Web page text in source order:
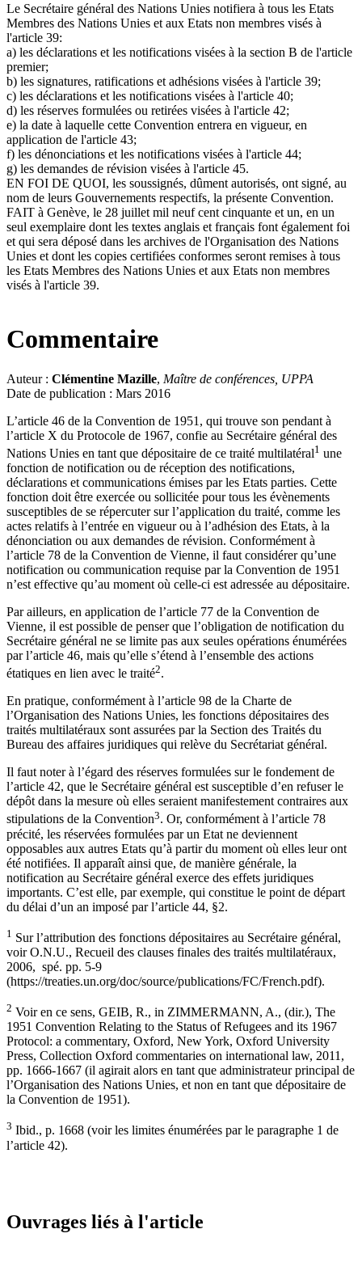
Le Secrétaire général des Nations Unies notifiera à tous les Etats
Membres des Nations Unies et aux Etats non membres visés à
l'article 39:
a) les déclarations et les notifications visées à la section B de l'article
premier;
b) les signatures, ratifications et adhésions visées à l'article 39;
c) les déclarations et les notifications visées à l'article 40;
d) les réserves formulées ou retirées visées à l'article 42;
e) la date à laquelle cette Convention entrera en vigueur, en
application de l'article 43;
f) les dénonciations et les notifications visées à l'article 44;
g) les demandes de révision visées à l'article 45.
EN FOI DE QUOI, les soussignés, dûment autorisés, ont signé, au
nom de leurs Gouvernements respectifs, la présente Convention.
FAIT à Genève, le 28 juillet mil neuf cent cinquante et un, en un
seul exemplaire dont les textes anglais et français font également foi
et qui sera déposé dans les archives de l'Organisation des Nations
Unies et dont les copies certifiées conformes seront remises à tous
les Etats Membres des Nations Unies et aux Etats non membres
visés à l'article 39.
Commentaire
Auteur : Clémentine Mazille, Maître de conférences, UPPA
Date de publication : Mars 2016
L’article 46 de la Convention de 1951, qui trouve son pendant à
l’article X du Protocole de 1967, confie au Secrétaire général des
Nations Unies en tant que dépositaire de ce traité multilatéral1 une
fonction de notification ou de réception des notifications,
déclarations et communications émises par les Etats parties. Cette
fonction doit être exercée ou sollicitée pour tous les évènements
susceptibles de se répercuter sur l’application du traité, comme les
actes relatifs à l’entrée en vigueur ou à l’adhésion des Etats, à la
dénonciation ou aux demandes de révision. Conformément à
l’article 78 de la Convention de Vienne, il faut considérer qu’une
notification ou communication requise par la Convention de 1951
n’est effective qu’au moment où celle-ci est adressée au dépositaire.
Par ailleurs, en application de l’article 77 de la Convention de
Vienne, il est possible de penser que l’obligation de notification du
Secrétaire général ne se limite pas aux seules opérations énumérées
par l’article 46, mais qu’elle s’étend à l’ensemble des actions
étatiques en lien avec le traité2.
En pratique, conformément à l’article 98 de la Charte de
l’Organisation des Nations Unies, les fonctions dépositaires des
traités multilatéraux sont assurées par la Section des Traités du
Bureau des affaires juridiques qui relève du Secrétariat général.
Il faut noter à l’égard des réserves formulées sur le fondement de
l’article 42, que le Secrétaire général est susceptible d’en refuser le
dépôt dans la mesure où elles seraient manifestement contraires aux
stipulations de la Convention3. Or, conformément à l’article 78
précité, les réservées formulées par un Etat ne deviennent
opposables aux autres Etats qu’à partir du moment où elles leur ont
été notifiées. Il apparaît ainsi que, de manière générale, la
notification au Secrétaire général exerce des effets juridiques
importants. C’est elle, par exemple, qui constitue le point de départ
du délai d’un an imposé par l’article 44, §2.
1 Sur l’attribution des fonctions dépositaires au Secrétaire général,
voir O.N.U., Recueil des clauses finales des traités multilatéraux,
2006, spé. pp. 5-9
(https://treaties.un.org/doc/source/publications/FC/French.pdf).
2 Voir en ce sens, GEIB, R., in ZIMMERMANN, A., (dir.), The
1951 Convention Relating to the Status of Refugees and its 1967
Protocol: a commentary, Oxford, New York, Oxford University
Press, Collection Oxford commentaries on international law, 2011,
pp. 1666-1667 (il agirait alors en tant que administrateur principal de
l’Organisation des Nations Unies, et non en tant que dépositaire de
la Convention de 1951).
3 Ibid., p. 1668 (voir les limites énumérées par le paragraphe 1 de
l’article 42).
Ouvrages liés à l'article